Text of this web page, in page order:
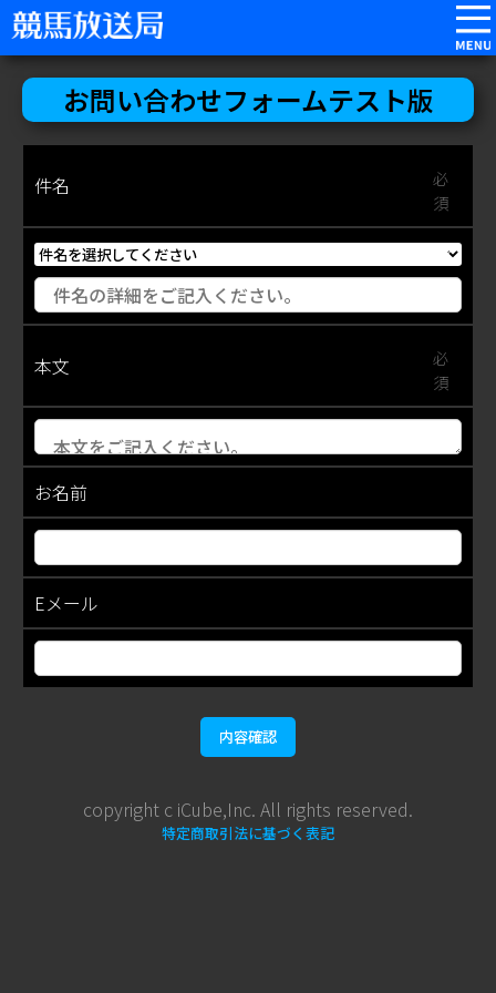
お問い合わせフォームテスト版
件名
必
須
本文
必
須
お名前
Eメール
内容確認
copyright c iCube,Inc. All rights reserved.
特定商取引法に基づく表記